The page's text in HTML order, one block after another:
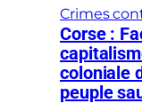
Crimes
Corse :
coloniale
peuple